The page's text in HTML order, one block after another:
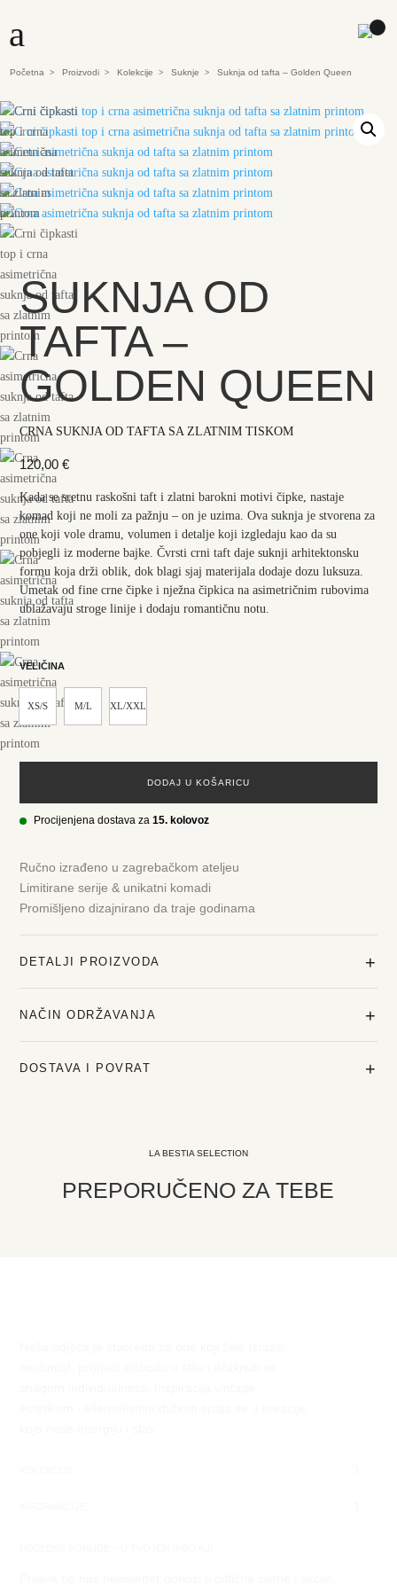
a
Početna > Proizvodi > Kolekcije > Suknje > Suknja od tafta – Golden Queen
SUKNJA OD
TAFTA –
GOLDEN QUEEN
CRNA SUKNJA OD TAFTA SA ZLATNIM TISKOM
120,00€
Kada se sretnu raskošni taft i zlatni barokni motivi čipke, nastaje
komad koji ne moli za pažnju – on je uzima. Ova suknja je stvorena za
one koji vole dramu, volumen i detalje koji izgledaju kao da su
pobjegli iz moderne bajke. Čvrsti crni taft daje suknji arhitektonsku
formu koja drži oblik, dok blagi sjaj materijala dodaje dozu luksuza.
Umetak od fine crne čipke i nježna čipkica na asimetričnim rubovima
ublažavaju stroge linije i dodaju romantičnu notu.
VELIČINA
XS/S M/L XL/XXL
DODAJ U KOŠARICU
Procijenjena dostava za15. kolovoz
Ručno izrađeno u zagrebačkom ateljeu
Limitirane serije & unikatni komadi
Promišljeno dizajnirano da traje godinama
DETALJI PROIZVODA +
NAČIN ODRŽAVANJA +
DOSTAVA I POVRAT +
LA BESTIA SELECTION
PREPORUČENO ZA TEBE